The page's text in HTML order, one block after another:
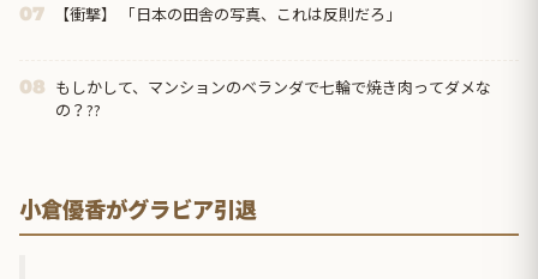
07 【衝撃】 「日本の田舎の写真、これは反則だろ」
08 もしかして、マンションのベランダで七輪で焼き肉ってダメな
の？??
小倉優香がグラビア引退